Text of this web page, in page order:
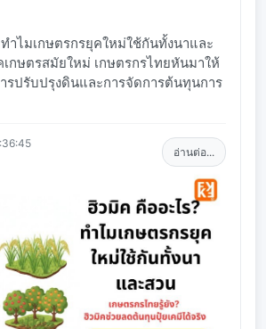
ำไมเกษตรกรยุคใหม่ใช้กันทั้งนาและ
กษตรสมัยใหม่ เกษตรกรไทยหันมาให้
รปรับปรุงดินและการจัดการต้นทุนการ
อ่านต่อ...